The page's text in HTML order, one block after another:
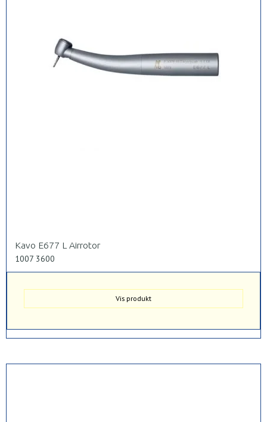
Kavo E677 L Airrotor
1007 3600
Vis produkt